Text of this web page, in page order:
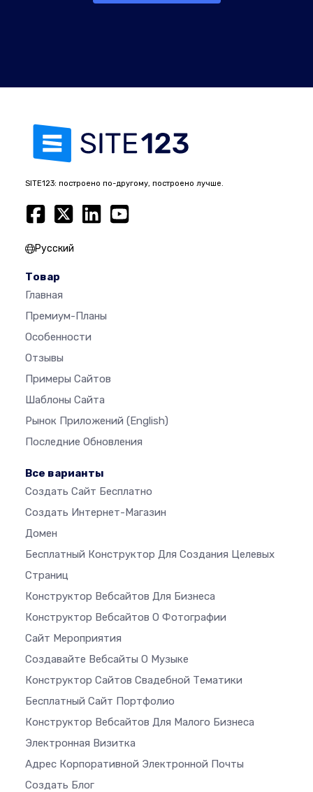
SITE123: построено по-другому, построено лучше.
Русский
Товар
Главная
Премиум-Планы
Особенности
Отзывы
Примеры Сайтов
Шаблоны Сайта
Рынок Приложений (English)
Последние Обновления
Все варианты
Создать Сайт Бесплатно
Создать Интернет-Магазин
Домен
Бесплатный Конструктор Для Создания Целевых
Страниц
Конструктор Вебсайтов Для Бизнеса
Конструктор Вебсайтов О Фотографии
Сайт Мероприятия
Создавайте Вебсайты О Музыке
Конструктор Сайтов Свадебной Тематики
Бесплатный Сайт Портфолио
Конструктор Вебсайтов Для Малого Бизнеса
Электронная Визитка
Адрес Корпоративной Электронной Почты
Создать Блог